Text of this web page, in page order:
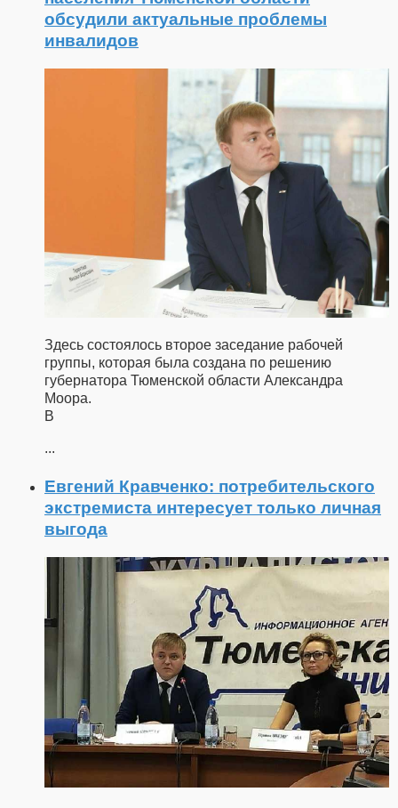
обсудили актуальные проблемы
инвалидов
Здесь состоялось второе заседание рабочей
группы, которая была создана по решению
губернатора Тюменской области Александра
Моора.
В
...
Евгений Кравченко: потребительского
экстремиста интересует только личная
выгода